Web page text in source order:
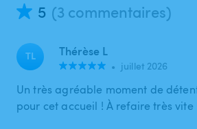
5 (3 commentaires)
TL Thérèse L
• juillet 2026
Un très agréable moment de
pour cet accueil ! À refaire très vite